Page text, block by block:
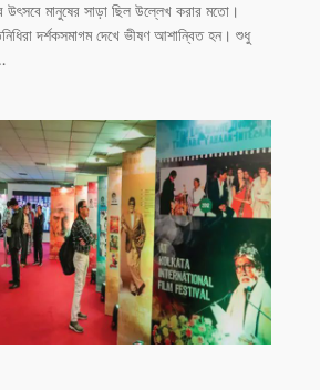
মানুষের সাড়া ছিল উল্লেখ করার মতো।
দর্শকসমাগম দেখে ভীষণ আশান্বিত হন। শুধু